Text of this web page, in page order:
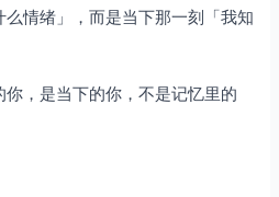
情绪」，而是当下那一刻「我知
，是当下的你，不是记忆里的